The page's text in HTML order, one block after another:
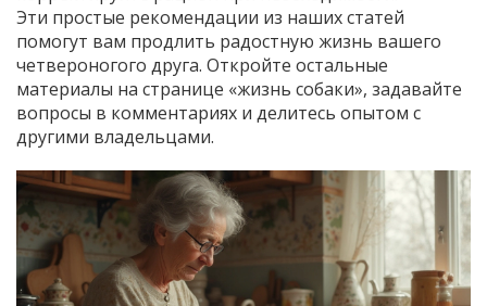
Эти простые рекомендации из наших статей
помогут вам продлить радостную жизнь вашего
четвероногого друга. Откройте остальные
материалы на странице «жизнь собаки», задавайте
вопросы в комментариях и делитесь опытом с
другими владельцами.